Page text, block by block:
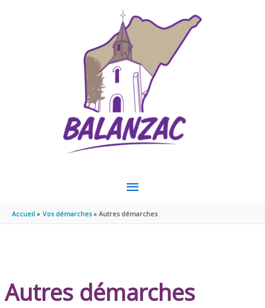
MENU
PRINCIPAL
Accueil Vos démarches Autres démarches
Autres démarches